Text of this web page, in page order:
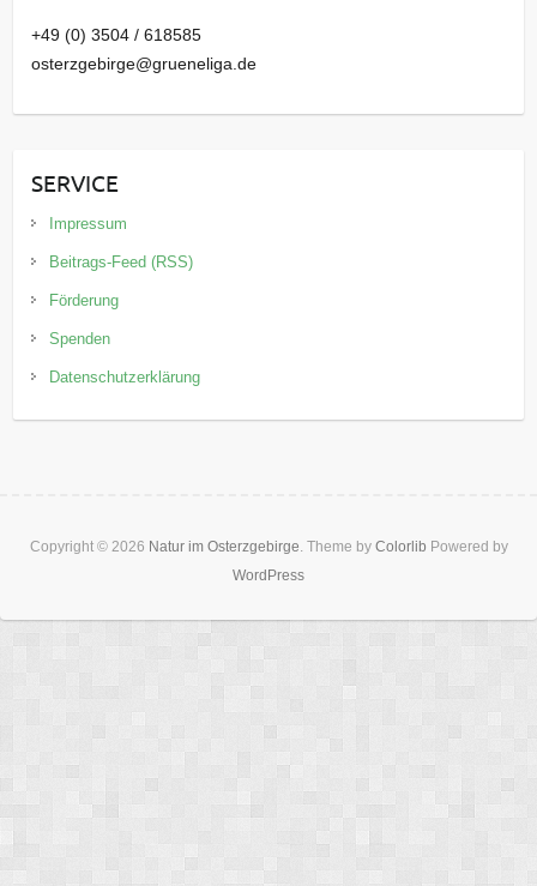
+49 (0) 3504 / 618585
osterzgebirge@grueneliga.de
SERVICE
Impressum
Beitrags-Feed (RSS)
Förderung
Spenden
Datenschutzerklärung
Copyright © 2026 Natur im Osterzgebirge. Theme by Colorlib Powered by
WordPress